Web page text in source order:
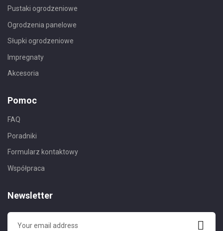
Pustaki ogrodzeniowe
Ogrodzenia panelowe
Słupki ogrodzeniowe
Impregnaty
Akcesoria
Pomoc
FAQ
Poradniki
Formularz kontaktowy
Współpraca
Newsletter